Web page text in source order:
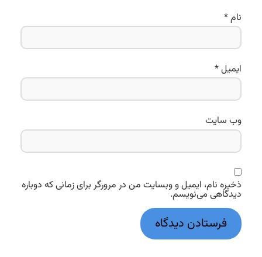
نام*
ایمیل*
وب‌ سایت
ذخیره نام، ایمیل و وبسایت من در مرورگر برای زمانی که دوباره
دیدگاهی می‌نویسم.